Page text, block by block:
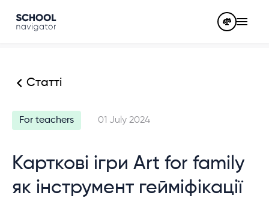
Статті
For teachers 01 July 2024
Карткові ігри Art for family
як інструмент гейміфікації